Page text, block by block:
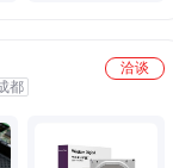
洽谈
都